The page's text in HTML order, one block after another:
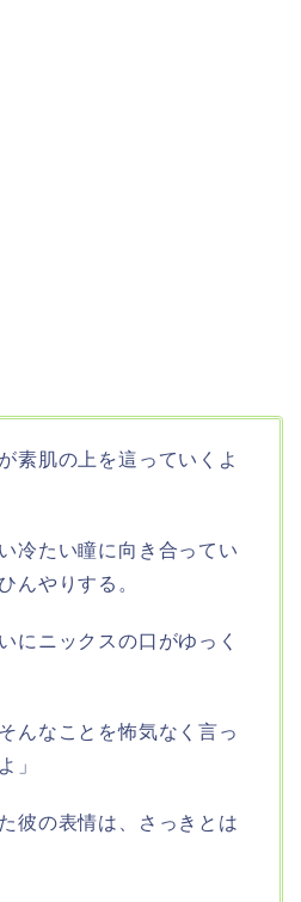
素肌の上を這っていくよ
冷たい瞳に向き合ってい
んやりする。
にニックスの口がゆっく
んなことを怖気なく言っ
」
彼の表情は、さっきとは